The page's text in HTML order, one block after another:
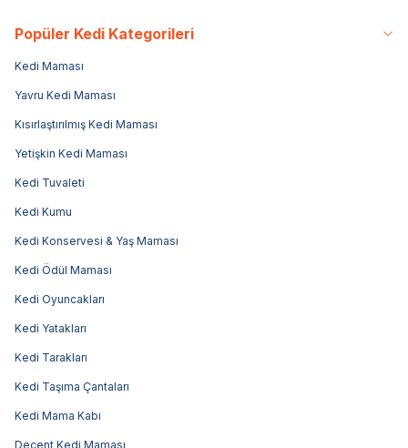
Popüler Kedi Kategorileri
Kedi Maması
Yavru Kedi Maması
Kısırlaştırılmış Kedi Maması
Yetişkin Kedi Maması
Kedi Tuvaleti
Kedi Kumu
Kedi Konservesi & Yaş Maması
Kedi Ödül Maması
Kedi Oyuncakları
Kedi Yatakları
Kedi Tarakları
Kedi Taşıma Çantaları
Kedi Mama Kabı
Decent Kedi Maması